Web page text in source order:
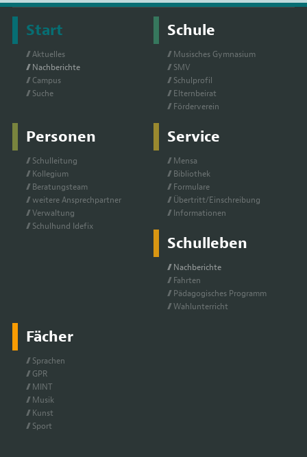
Start
Ak­tu­el­les
Nach­be­rich­te
Cam­pus
Su­che
Schule
Mu­si­sches Gym­na­si­um
SMV
Schul­pro­fil
El­tern­bei­rat
För­der­ver­ein
Personen
Schul­lei­tung
Kol­le­gi­um
Be­ra­tungs­team
wei­te­re An­sprech­part­ner
Ver­wal­tung
Schul­hund Ide­fix
Service
Men­sa
Bi­blio­thek
For­mu­la­re
Über­tritt/Ein­schrei­bung
In­for­ma­tio­nen
Schulleben
Nach­be­rich­te
Fahr­ten
Päd­ago­gi­sches Pro­gramm
Wahl­un­ter­richt
Fächer
Spra­chen
GPR
MINT
Mu­sik
Kunst
Sport